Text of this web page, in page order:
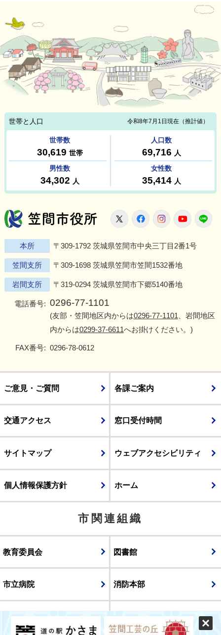
笠間市役所
X FacebookInstagram
本所 〒309-1792 茨城県笠間市中央三丁目2番1号
笠間支所 〒309-1698 茨城県笠間市笠間1532番地
岩間支所 〒319-0294 茨城県笠間市下郷5140番地
電話番号: 0296-77-1101
(友部・笠間地区内からは0296-77-1101 、岩間地区
内からは0299-37-6611へお掛けください。)
FAX番号: 0296-78-0612
ご意見・ご質問 各課ご案内
交通アクセス 窓口受付時間
サイトマップ ウェブアクセシビリティ
個人情報保護方針 ホーム
市関連組織
教育委員会 図書館
市立病院 消防本部
議会